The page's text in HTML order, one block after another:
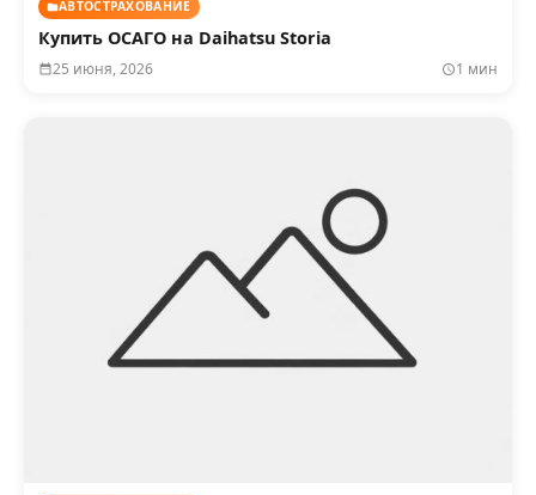
АВТОСТРАХОВАНИЕ
Купить ОСАГО на Daihatsu Storia
25 июня, 2026 1 мин